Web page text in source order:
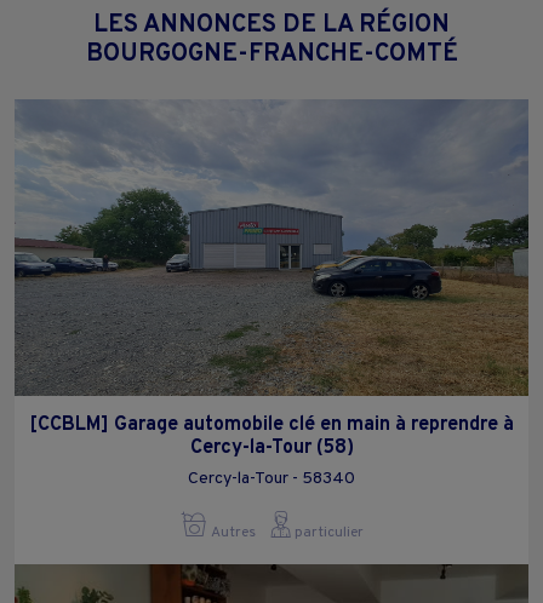
LES ANNONCES DE LA RÉGION
BOURGOGNE-FRANCHE-COMTÉ
[CCBLM] Garage automobile clé en main à reprendre à
Cercy-la-Tour (58)
Cercy-la-Tour - 58340
Autres particulier